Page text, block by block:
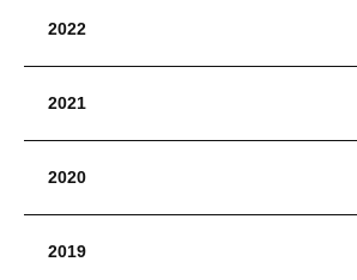
2022
2021
2020
2019